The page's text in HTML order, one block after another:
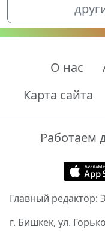
О нас
Карта сайта
Работаем
Главный редактор:
г. Бишкек, ул.